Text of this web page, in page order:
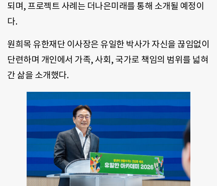
되며, 프로젝트 사례는 더나은미래를 통해 소개될 예정이
다.
원희목 유한재단 이사장은 유일한 박사가 자신을 끊임없이
단련하며 개인에서 가족, 사회, 국가로 책임의 범위를 넓혀
간 삶을 소개했다.